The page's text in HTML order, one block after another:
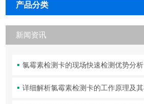
产品分类
新闻资讯
氯霉素检测卡的现场快速检测优势分析